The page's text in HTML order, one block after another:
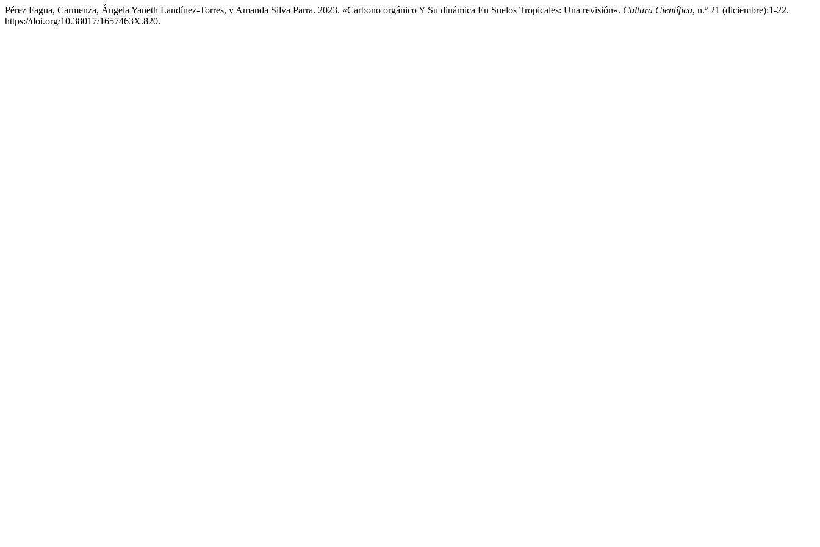
Pérez Fagua, Carmenza, Ángela Yaneth Landínez-Torres, y Amanda Silva Parra. 2023. «Carbono orgánico Y Su dinámica En Suelos Tropicales: Una revisión». Cultura Científica, n.º 21 (diciembre):1-22.
https://doi.org/10.38017/1657463X.820.